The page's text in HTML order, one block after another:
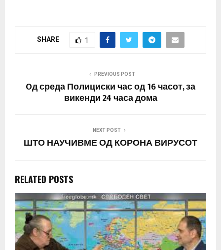
денешната
се испитуваат осум
пациенти – еден
SHARE 1
PREVIOUS POST
Oд среда Полициски час од 16 часот, за
викенди 24 часа дома
NEXT POST
ШТО НАУЧИВМЕ ОД КОРОНА ВИРУСОТ
RELATED POSTS